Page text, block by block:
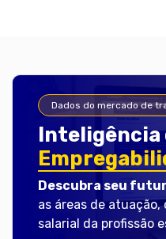
Dados do mercado de
Inteligência
Descubra seu
as áreas de atuação,
salarial da profissão